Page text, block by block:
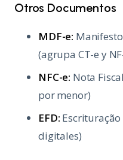
Otros Documentos
MDF-e:
(agrupa CT-e y
NFC-e: Nota
por menor)
EFD:
digitales)